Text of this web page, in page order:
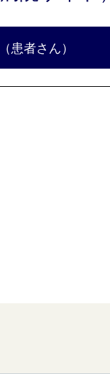
患者さん）